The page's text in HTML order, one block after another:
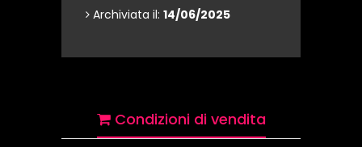
Archiviata il: 14/06/2025
Condizioni di vendita